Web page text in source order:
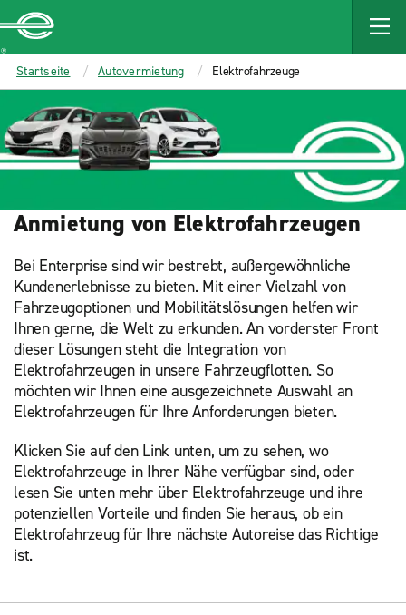
MAIN
CONTENT
Enterprise
Startseite Autovermietung Elektrofahrzeuge
Anmietung von Elektrofahrzeugen
Bei Enterprise sind wir bestrebt, außergewöhnliche
Kundenerlebnisse zu bieten. Mit einer Vielzahl von
Fahrzeugoptionen und Mobilitätslösungen helfen wir
Ihnen gerne, die Welt zu erkunden. An vorderster Front
dieser Lösungen steht die Integration von
Elektrofahrzeugen in unsere Fahrzeugflotten. So
möchten wir Ihnen eine ausgezeichnete Auswahl an
Elektrofahrzeugen für Ihre Anforderungen bieten.
Klicken Sie auf den Link unten, um zu sehen, wo
Elektrofahrzeuge in Ihrer Nähe verfügbar sind, oder
lesen Sie unten mehr über Elektrofahrzeuge und ihre
potenziellen Vorteile und finden Sie heraus, ob ein
Elektrofahrzeug für Ihre nächste Autoreise das Richtige
ist.